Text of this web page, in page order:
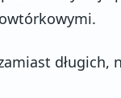
długich,